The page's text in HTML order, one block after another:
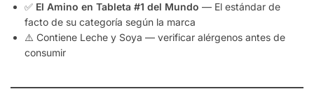
✅ El Amino en Tableta #1 del Mundo — El estándar de
facto de su categoría según la marca
⚠️ Contiene Leche y Soya — verificar alérgenos antes de
consumir